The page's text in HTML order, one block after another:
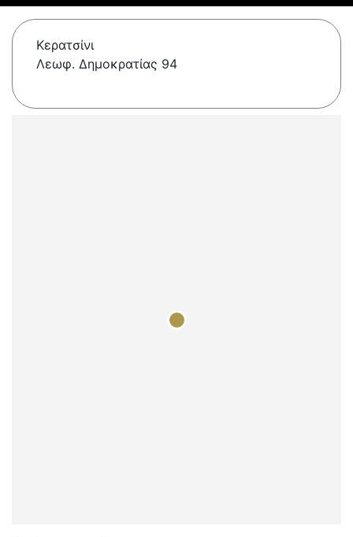
Κερατσίνι
Λεωφ. Δημοκρατίας 94